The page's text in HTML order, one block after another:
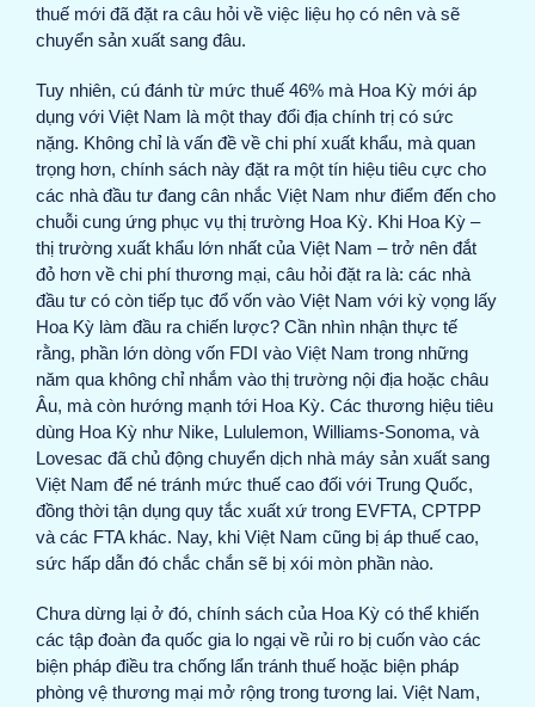
thuế mới đã đặt ra câu hỏi về việc liệu họ có nên và sẽ
chuyển sản xuất sang đâu.
Tuy nhiên, cú đánh từ mức thuế 46% mà Hoa Kỳ mới áp
dụng với Việt Nam là một thay đổi địa chính trị có sức
nặng. Không chỉ là vấn đề về chi phí xuất khẩu, mà quan
trọng hơn, chính sách này đặt ra một tín hiệu tiêu cực cho
các nhà đầu tư đang cân nhắc Việt Nam như điểm đến cho
chuỗi cung ứng phục vụ thị trường Hoa Kỳ. Khi Hoa Kỳ –
thị trường xuất khẩu lớn nhất của Việt Nam – trở nên đắt
đỏ hơn về chi phí thương mại, câu hỏi đặt ra là: các nhà
đầu tư có còn tiếp tục đổ vốn vào Việt Nam với kỳ vọng lấy
Hoa Kỳ làm đầu ra chiến lược? Cần nhìn nhận thực tế
rằng, phần lớn dòng vốn FDI vào Việt Nam trong những
năm qua không chỉ nhắm vào thị trường nội địa hoặc châu
Âu, mà còn hướng mạnh tới Hoa Kỳ. Các thương hiệu tiêu
dùng Hoa Kỳ như Nike, Lululemon, Williams-Sonoma, và
Lovesac đã chủ động chuyển dịch nhà máy sản xuất sang
Việt Nam để né tránh mức thuế cao đối với Trung Quốc,
đồng thời tận dụng quy tắc xuất xứ trong EVFTA, CPTPP
và các FTA khác. Nay, khi Việt Nam cũng bị áp thuế cao,
sức hấp dẫn đó chắc chắn sẽ bị xói mòn phần nào.
Chưa dừng lại ở đó, chính sách của Hoa Kỳ có thể khiến
các tập đoàn đa quốc gia lo ngại về rủi ro bị cuốn vào các
biện pháp điều tra chống lẩn tránh thuế hoặc biện pháp
phòng vệ thương mại mở rộng trong tương lai. Việt Nam,